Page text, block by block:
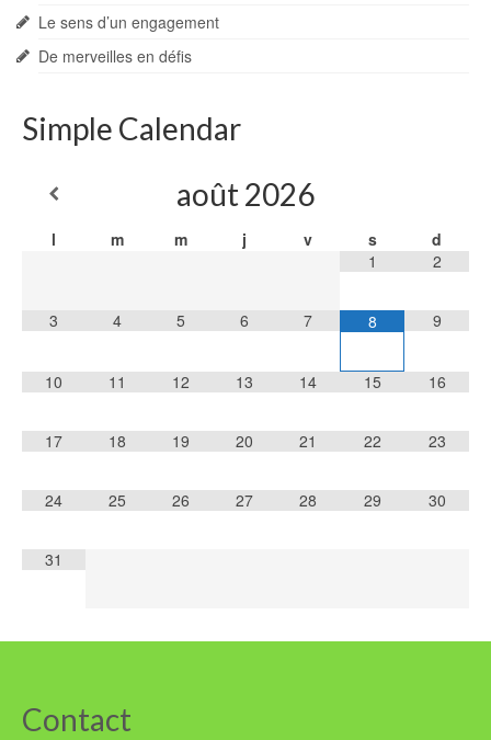
Le sens d’un engagement
De merveilles en défis
Simple Calendar
août 2026
l m m j v s
d
1
2
3 4 5 6 7 8 9
10 11 12 13 14 15 16
17 18 19 20 21 22 23
24 25 26 27 28 29 30
31
Contact